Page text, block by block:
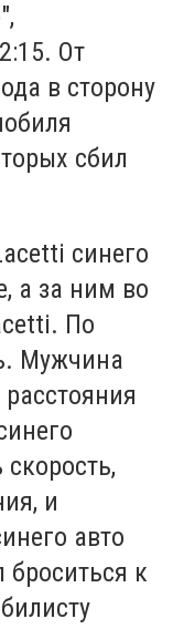
От
в сторону
сбил
синего
а за ним во
По
Мужчина
и
авто
броситься к